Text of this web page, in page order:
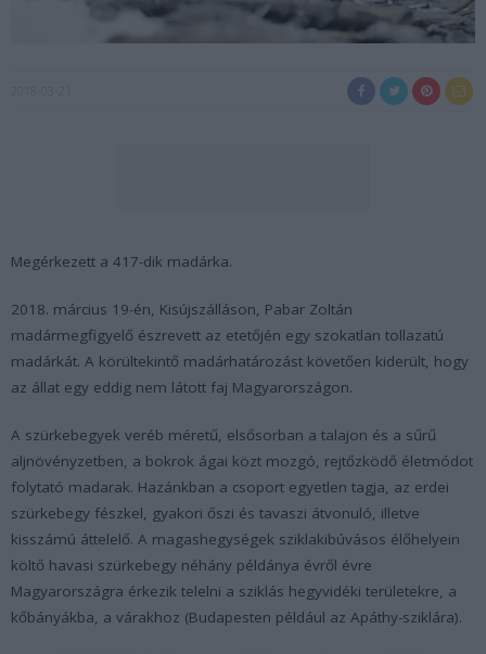
Megérkezett a 417-dik madárka.
2018. március 19-én, Kisújszálláson, Pabar Zoltán
madármegfigyelő észrevett az etetőjén egy szokatlan tollazatú
madárkát. A körültekintő madárhatározást követően kiderült, hogy
az állat egy eddig nem látott faj Magyarországon.
A szürkebegyek veréb méretű, elsősorban a talajon és a sűrű
aljnövényzetben, a bokrok ágai közt mozgó, rejtőzködő életmódot
folytató madarak. Hazánkban a csoport egyetlen tagja, az erdei
szürkebegy fészkel, gyakori őszi és tavaszi átvonuló, illetve
kisszámú áttelelő. A magashegységek sziklakibúvásos élőhelyein
költő havasi szürkebegy néhány példánya évről évre
Magyarországra érkezik telelni a sziklás hegyvidéki területekre, a
kőbányákba, a várakhoz (Budapesten például az Apáthy-sziklára).